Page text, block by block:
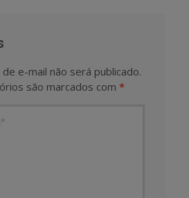
e-mail não será publicado.
são marcados com *